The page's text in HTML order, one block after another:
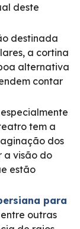
deste
destinada
a cortina
alternativa
contar
tem a
dos
a visão do
estão
para
outras